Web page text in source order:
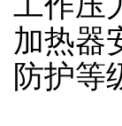
加热器
防护等